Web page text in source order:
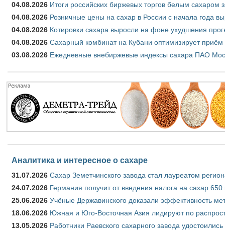
04.08.2026 Итоги российских биржевых торгов белым сахаром
04.08.2026 Розничные цены на сахар в России с начала года
04.08.2026 Котировки сахара выросли на фоне ухудшения
04.08.2026 Сахарный комбинат на Кубани оптимизирует приём
03.08.2026 Ежедневные внебиржевые индексы сахара ПАО
Аналитика и интересное о сахаре
31.07.2026 Сахар Земетчинского завода стал лауреатом
24.07.2026 Германия получит от введения налога на сахар
25.06.2026 Учёные Державинского доказали эффективность
18.06.2026 Южная и Юго-Восточная Азия лидируют по
13.05.2026 Работники Раевского сахарного завода удостоились